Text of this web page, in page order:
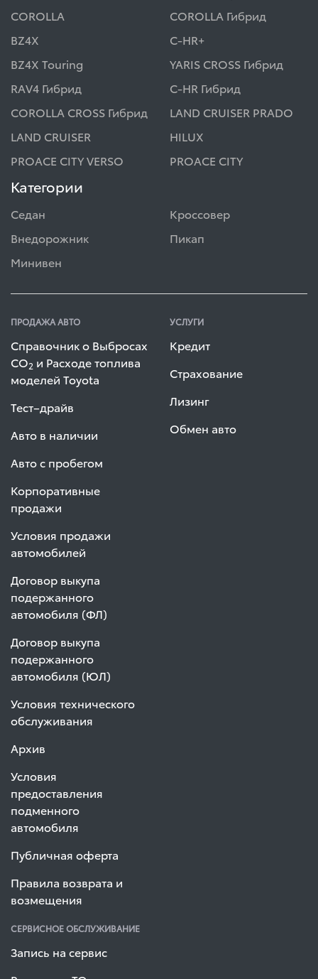
COROLLA
COROLLA Гибрид
BZ4X
C-HR+
BZ4X Touring
YARIS CROSS Гибрид
RAV4 Гибрид
C-HR Гибрид
COROLLA CROSS Гибрид
LAND CRUISER PRADO
LAND CRUISER
HILUX
PROACE CITY VERSO
PROACE CITY
Категории
Седан
Кроссовер
Внедорожник
Пикап
Минивен
ПРОДАЖА АВТО
Справочник о Выбросах
СО2 и Расходе топлива
моделей Toyota
Тест–драйв
Авто в наличии
Авто с пробегом
Корпоративные
продажи
Условия продажи
автомобилей
Договор выкупа
подержанного
автомобиля (ФЛ)
Договор выкупа
подержанного
автомобиля (ЮЛ)
Условия технического
обслуживания
Архив
Условия
предоставления
подменного
автомобиля
Публичная оферта
Правила возврата и
возмещения
УСЛУГИ
Кредит
Страхование
Лизинг
Обмен авто
СЕРВИСНОЕ ОБСЛУЖИВАНИЕ
Запись на сервис